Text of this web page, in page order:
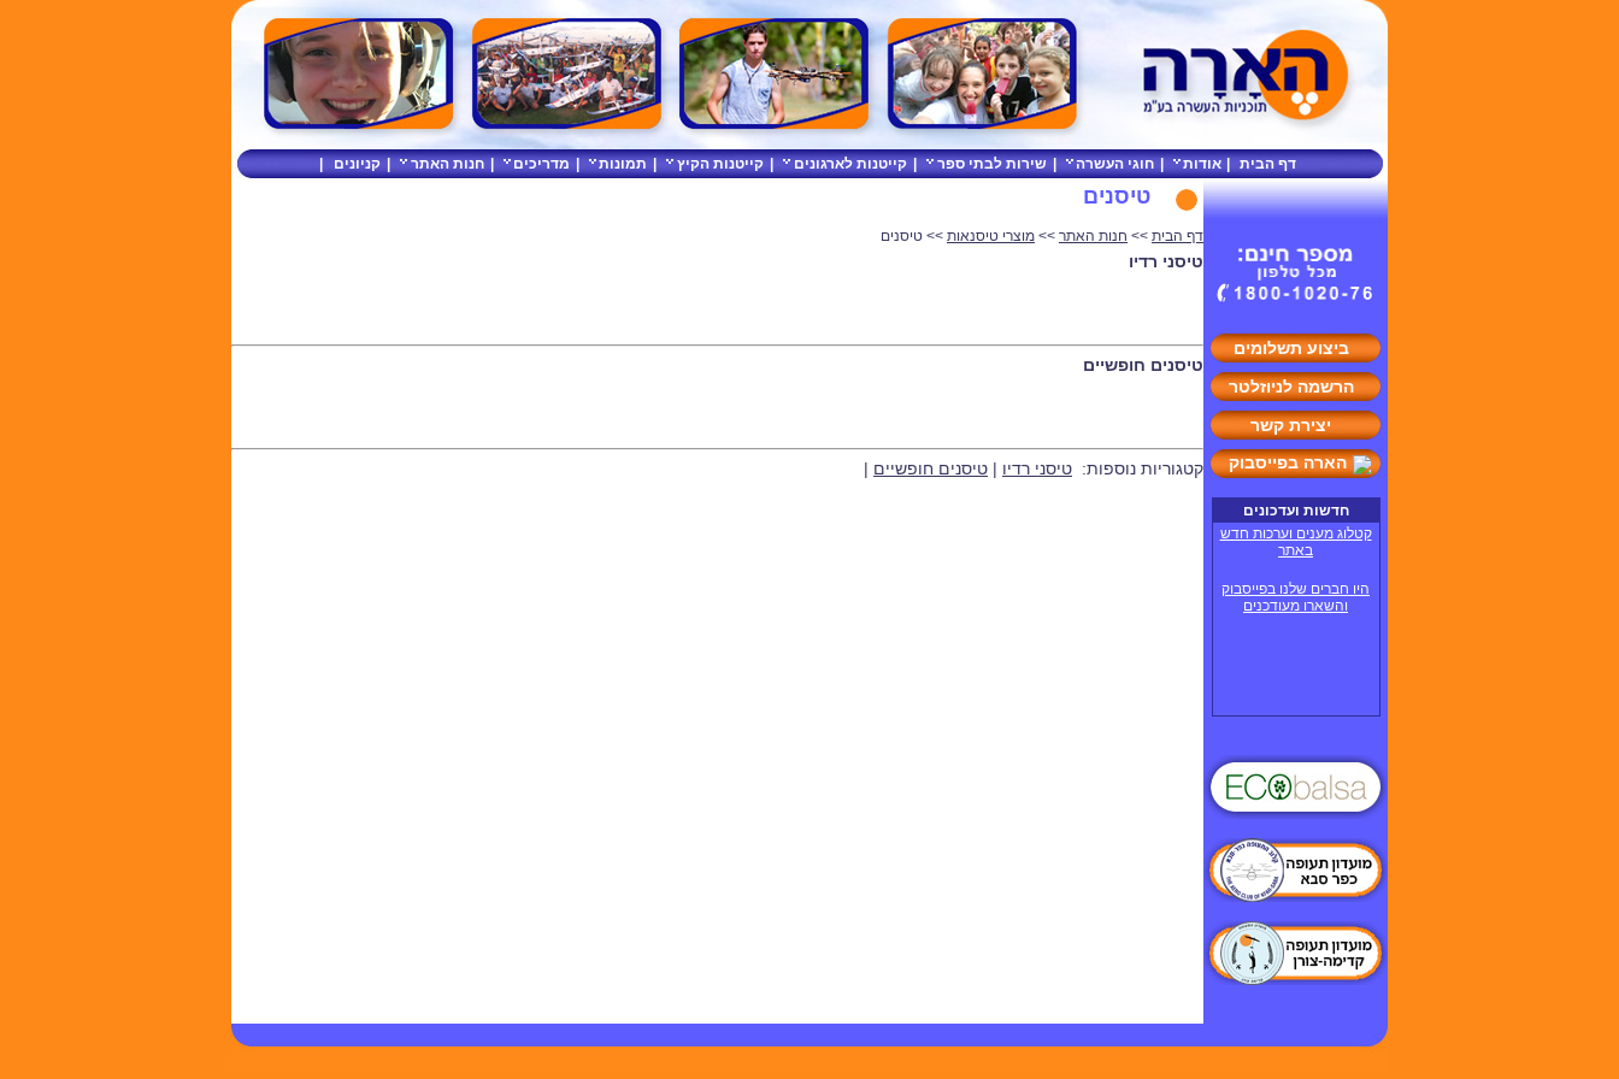
דף הבית אודות חוגי העשרה שירות לבתי ספר קייטנות לארגונים קייטנות הקיץ תמונות מדריכים חנות האתר קניונים
ביצוע תשלומים
הרשמה לניוזלטר
יצירת קשר
הארה בפייסבוק
חדשות ועדכונים
קטלוג מענים וערכות חדש
באתר
היו חברים שלנו בפייסבוק
והשארו מעודכנים
טיסנים
דף הבית >> חנות האתר >> מוצרי טיסנאות >> טיסנים
טיסני רדיו
טיסנים חופשיים
קטגוריות נוספות: טיסני רדיו | טיסנים חופשיים |